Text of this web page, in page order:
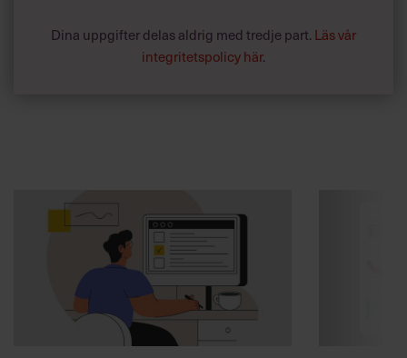
Dina uppgifter delas aldrig med tredje part. Läs vår
integritetspolicy här.